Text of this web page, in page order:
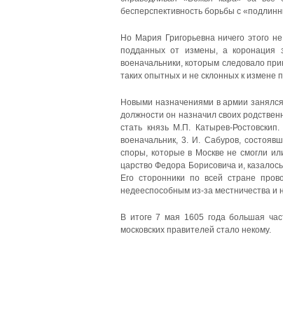
бесперспективность борьбы с
Но Мария Григорьевна ничего этого
подданных от измены, а коронация
военачальники, которым следовало
таких опытных и не склонных к измене
Новыми назначениями в армии
должности он назначил своих
стать князь М.П. Катырев-
военачальник, 3. И. Сабуров,
споры, которые в Москве не смогли
царство Федора Борисовича и,
Его сторонники по всей стране
недееспособным из-за местничества и
В итоге 7 мая 1605 года большая
московских правителей стало некому.